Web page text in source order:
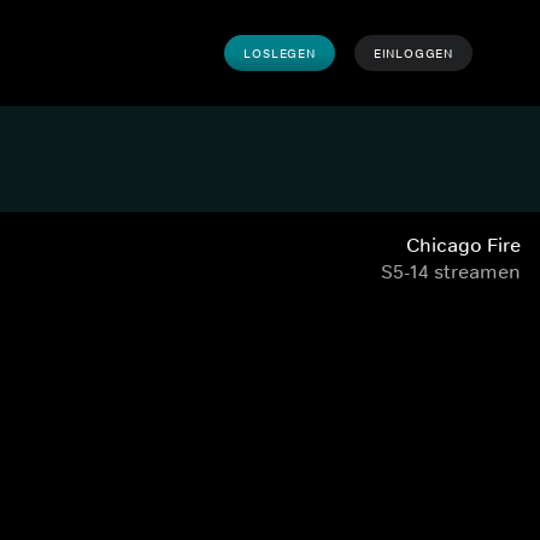
LOSLEGEN EINLOGGEN
Chicago Fire
S5-14 streamen